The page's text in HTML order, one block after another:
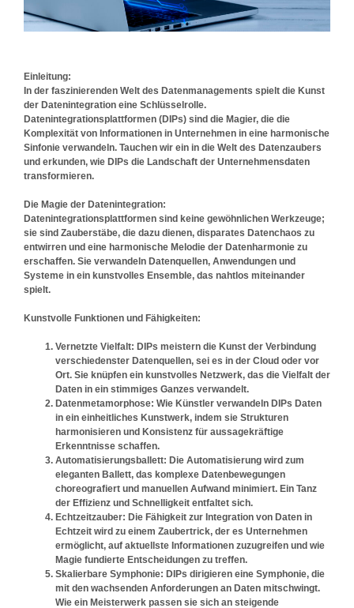
Einleitung:
In der faszinierenden Welt des Datenmanagements spielt die Kunst
der Datenintegration eine Schlüsselrolle.
Datenintegrationsplattformen (DIPs) sind die Magier, die die
Komplexität von Informationen in Unternehmen in eine harmonische
Sinfonie verwandeln. Tauchen wir ein in die Welt des Datenzaubers
und erkunden, wie DIPs die Landschaft der Unternehmensdaten
transformieren.
Die Magie der Datenintegration:
Datenintegrationsplattformen sind keine gewöhnlichen Werkzeuge;
sie sind Zauberstäbe, die dazu dienen, disparates Datenchaos zu
entwirren und eine harmonische Melodie der Datenharmonie zu
erschaffen. Sie verwandeln Datenquellen, Anwendungen und
Systeme in ein kunstvolles Ensemble, das nahtlos miteinander
spielt.
Kunstvolle Funktionen und Fähigkeiten:
Vernetzte Vielfalt: DIPs meistern die Kunst der Verbindung
verschiedenster Datenquellen, sei es in der Cloud oder vor
Ort. Sie knüpfen ein kunstvolles Netzwerk, das die Vielfalt der
Daten in ein stimmiges Ganzes verwandelt.
Datenmetamorphose: Wie Künstler verwandeln DIPs Daten
in ein einheitliches Kunstwerk, indem sie Strukturen
harmonisieren und Konsistenz für aussagekräftige
Erkenntnisse schaffen.
Automatisierungsballett: Die Automatisierung wird zum
eleganten Ballett, das komplexe Datenbewegungen
choreografiert und manuellen Aufwand minimiert. Ein Tanz
der Effizienz und Schnelligkeit entfaltet sich.
Echtzeitzauber: Die Fähigkeit zur Integration von Daten in
Echtzeit wird zu einem Zaubertrick, der es Unternehmen
ermöglicht, auf aktuellste Informationen zuzugreifen und wie
Magie fundierte Entscheidungen zu treffen.
Skalierbare Symphonie: DIPs dirigieren eine Symphonie, die
mit den wachsenden Anforderungen an Daten mitschwingt.
Wie ein Meisterwerk passen sie sich an steigende